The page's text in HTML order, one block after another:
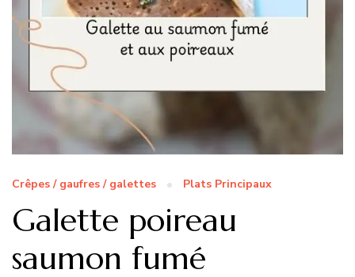
Crêpes / gaufres / galettes Plats Principaux
Galette poireau
saumon fumé